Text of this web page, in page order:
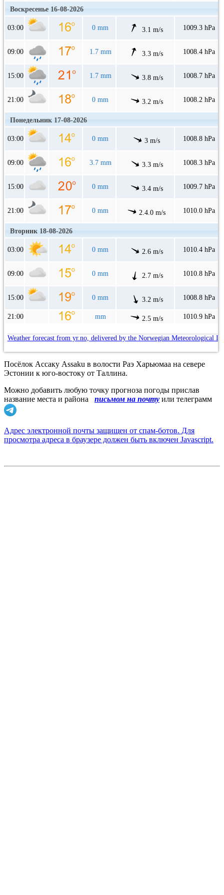
Воскресенье 16-08-2026
03:00 0 mm 3.1 m/s 1009.3 hPa
09:00 1.7 mm 3.3 m/s 1008.4 hPa
15:00 1.7 mm 3.8 m/s 1008.7 hPa
21:00 0 mm 3.2 m/s 1008.2 hPa
Понедельник 17-08-2026
03:00 0 mm 3 m/s 1008.8 hPa
09:00 3.7 mm 3.3 m/s 1008.3 hPa
15:00 0 mm 3.4 m/s 1009.7 hPa
21:00 0 mm 2.4.0 m/s 1010.0 hPa
Вторник 18-08-2026
03:00 0 mm 2.6 m/s 1010.4 hPa
09:00 0 mm 2.7 m/s 1010.8 hPa
15:00 0 mm 3.2 m/s 1008.8 hPa
21:00 mm 2.5 m/s 1010.9 hPa
Weather forecast from yr.no, delivered by the Norwegian Meteorological
Посёлок Ассаку Assaku в волости Раэ Харьюмаа на севере
Эстонии к юго-востоку от Таллина.
Можно добавить любую точку прогноза погоды прислав
название места и района
письмом на почту или телеграмм
Адрес электронной почты защищен от спам-ботов. Для
просмотра адреса в браузере должен быть включен Javascript.